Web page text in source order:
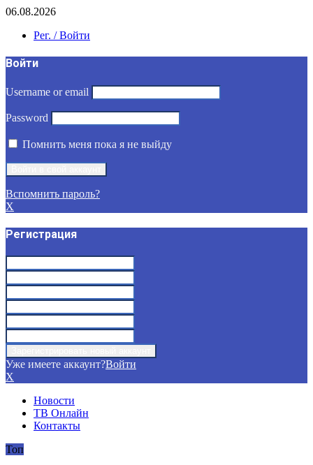
06.08.2026
Рег. / Войти
Войти
Username or email
Password
Помнить меня пока я не выйду
Вспомнить пароль?
X
Регистрация
Уже имеете аккаунт?Войти
X
Новости
ТВ Онлайн
Контакты
Топ